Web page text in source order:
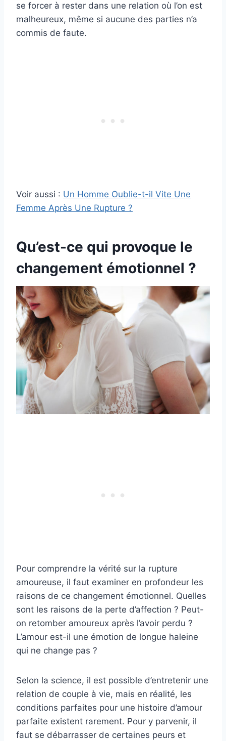
se forcer à rester dans une relation où l’on est
malheureux, même si aucune des parties n’a
commis de faute.
Voir aussi : Un Homme Oublie-t-il Vite Une
Femme Après Une Rupture ?
Qu’est-ce qui provoque le
changement émotionnel ?
Pour comprendre la vérité sur la rupture
amoureuse, il faut examiner en profondeur les
raisons de ce changement émotionnel. Quelles
sont les raisons de la perte d’affection ? Peut-
on retomber amoureux après l’avoir perdu ?
L’amour est-il une émotion de longue haleine
qui ne change pas ?
Selon la science, il est possible d’entretenir une
relation de couple à vie, mais en réalité, les
conditions parfaites pour une histoire d’amour
parfaite existent rarement. Pour y parvenir, il
faut se débarrasser de certaines peurs et